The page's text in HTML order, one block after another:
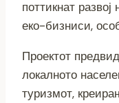
поттикнат
еко-бизниси,
Проектот
локалното
туризмот,